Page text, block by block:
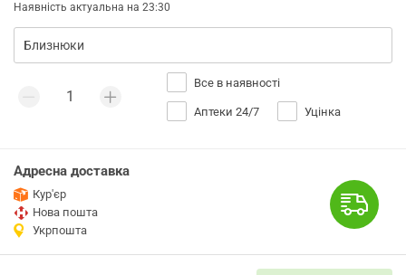
Наявність актуальна на 23:30
Все в наявності
Аптеки 24/7 Уцінка
Адресна доставка
Кур'єр
Нова пошта
Укрпошта